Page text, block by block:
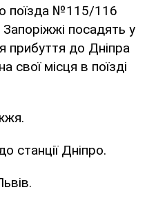
поїзда №115/116
посадять у
прибуття до Дніпра
свої місця в поїзді
станції Дніпро.